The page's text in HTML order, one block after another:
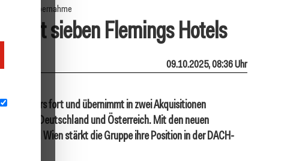
Übernahme
sieben Flemings Hotels
09.10.2025, 08:36 Uhr
fort und übernimmt in zwei Akquisitionen
in Deutschland und Österreich. Mit den neuen
und Wien stärkt die Gruppe ihre Position in der DACH-